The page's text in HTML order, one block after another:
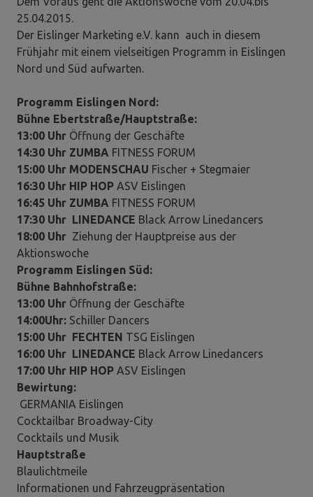
25.04.2015.
Der Eislinger Marketing e.V. kann auch in diesem
Frühjahr mit einem vielseitigen Programm in Eislingen
Nord und Süd aufwarten.
Programm Eislingen Nord:
Bühne Ebertstraße/Hauptstraße:
13:00 Uhr Öffnung der Geschäfte
14:30 Uhr ZUMBA FITNESS FORUM
15:00 Uhr MODENSCHAU Fischer + Stegmaier
16:30 Uhr HIP HOP ASV Eislingen
16:45 Uhr ZUMBA FITNESS FORUM
17:30 Uhr LINEDANCE Black Arrow Linedancers
18:00 Uhr Ziehung der Hauptpreise aus der
Aktionswoche
Programm Eislingen Süd:
Bühne Bahnhofstraße:
13:00 Uhr Öffnung der Geschäfte
14:00Uhr: Schiller Dancers
15:00 Uhr FECHTEN TSG Eislingen
16:00 Uhr LINEDANCE Black Arrow Linedancers
17:00 Uhr HIP HOP ASV Eislingen
Bewirtung:
GERMANIA Eislingen
Cocktailbar Broadway-City
Cocktails und Musik
Hauptstraße
Blaulichtmeile
Informationen und Fahrzeugpräsentation